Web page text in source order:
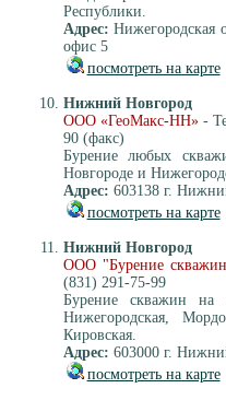
Республики.
Адрес: Нижегородская
офис 5
посмотреть на карте
Нижний Новгород
ООО «ГеоМакс-НН»-
90 (факс)
Бурение любых
Новгороде и
Адрес: 603138 г.
посмотреть на карте
Нижний Новгород
ООО "Бурение
(831) 291-75-99
Бурение скважин на
Нижегородская,
Кировская.
Адрес: 603000 г.
посмотреть на карте